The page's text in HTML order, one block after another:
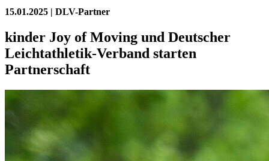
15.01.2025 | DLV-Partner
kinder Joy of Moving und Deutscher
Leichtathletik-Verband starten
Partnerschaft